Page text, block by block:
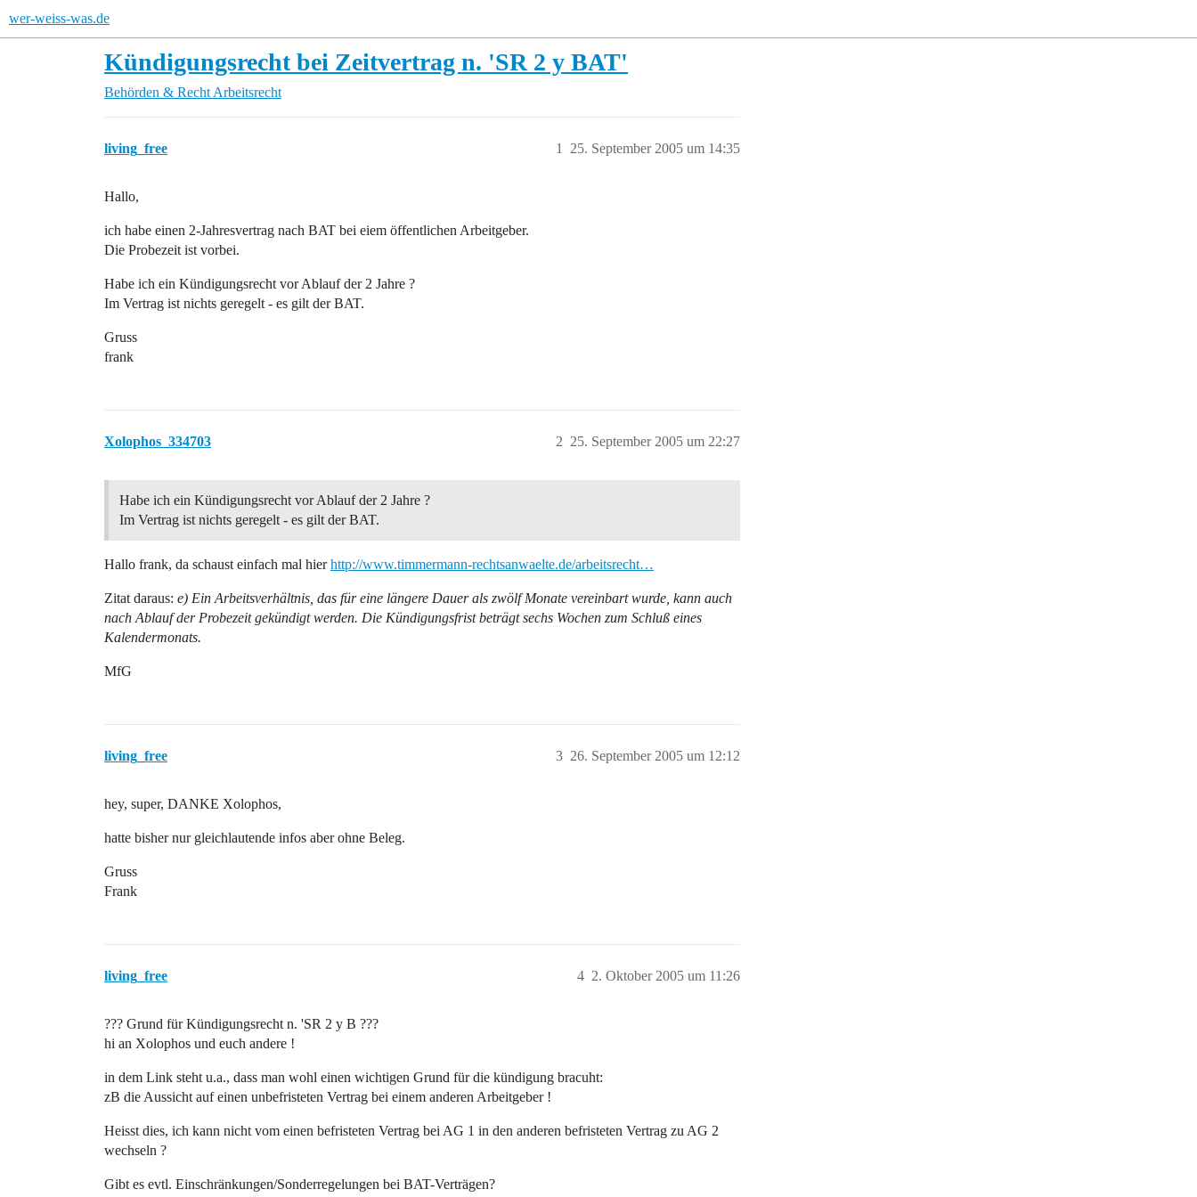
wer-weiss-was.de
Kündigungsrecht bei Zeitvertrag n. 'SR 2 y BAT'
Behörden & Recht Arbeitsrecht
living_free 25. September 2005 um 14:35
1
Hallo,
ich habe einen 2-Jahresvertrag nach BAT bei eiem öffentlichen Arbeitgeber.
Die Probezeit ist vorbei.
Habe ich ein Kündigungsrecht vor Ablauf der 2 Jahre ?
Im Vertrag ist nichts geregelt - es gilt der BAT.
Gruss
frank
Xolophos_334703 25. September 2005 um 22:27
2
Habe ich ein Kündigungsrecht vor Ablauf der 2 Jahre ?
Im Vertrag ist nichts geregelt - es gilt der BAT.
Hallo frank, da schaust einfach mal hierhttp://www.timmermann-rechtsanwaelte.de/arbeitsrecht…
Zitat daraus: e) Ein Arbeitsverhältnis, das für eine längere Dauer als zwölf Monate vereinbart wurde, kann auch
nach Ablauf der Probezeit gekündigt werden. Die Kündigungsfrist beträgt sechs Wochen zum Schluß eines
Kalendermonats.
MfG
living_free 26. September 2005 um 12:12
3
hey, super, DANKE Xolophos,
hatte bisher nur gleichlautende infos aber ohne Beleg.
Gruss
Frank
living_free 2. Oktober 2005 um 11:26
4
??? Grund für Kündigungsrecht n. 'SR 2 y B ???
hi an Xolophos und euch andere !
in dem Link steht u.a., dass man wohl einen wichtigen Grund für die kündigung bracuht:
zB die Aussicht auf einen unbefristeten Vertrag bei einem anderen Arbeitgeber !
Heisst dies, ich kann nicht vom einen befristeten Vertrag bei AG 1 in den anderen befristeten Vertrag zu AG 2
wechseln ?
Gibt es evtl. Einschränkungen/Sonderregelungen bei BAT-Verträgen?